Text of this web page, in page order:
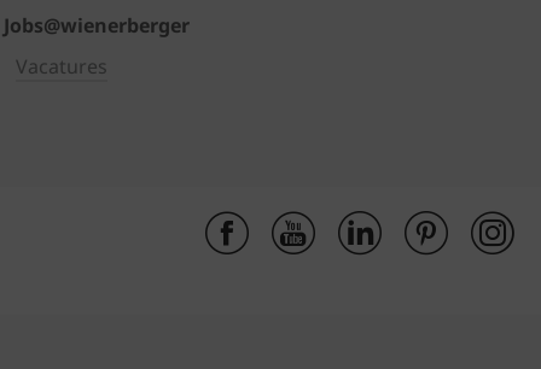
Jobs@wienerberger
Vacatures